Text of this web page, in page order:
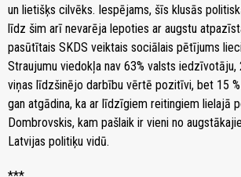
un lietišķs cilvēks. Iespējams, šīs klusās
līdz šim arī nevarēja lepoties ar augstu
pasūtītais SKDS veiktais sociālais pētījums
Straujumu viedokļa nav 63% valsts iedzīvotāju,
viņas līdzšinējo darbību vērtē pozitīvi, bet 15
gan atgādina, ka ar līdzīgiem reitingiem lielajā
Dombrovskis, kam pašlaik ir vieni no
Latvijas politiķu vidū.